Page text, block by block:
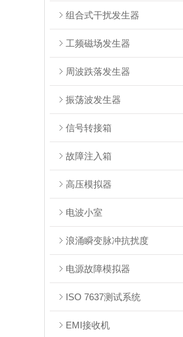
组合式干扰发生器
工频磁场发生器
周波跌落发生器
振荡波发生器
信号转接箱
故障注入箱
高压模拟器
电波小室
浪涌瞬变脉冲抗扰度
电源故障模拟器
ISO 7637测试系统
EMI接收机